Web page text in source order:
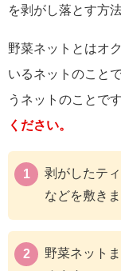
を剥がし落とす方法
野菜ネットとはオ
いるネットのこと
うネットのことで
ください。
剥がしたテ
などを敷きま
野菜ネット